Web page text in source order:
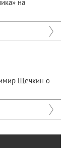
на
Щечкин о